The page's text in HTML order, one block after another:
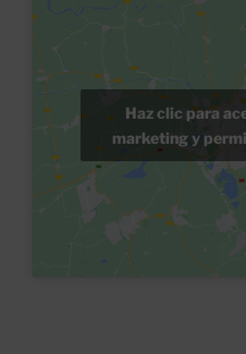
Haz clic para
marketing y